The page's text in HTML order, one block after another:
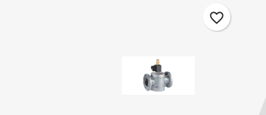
favorite_border